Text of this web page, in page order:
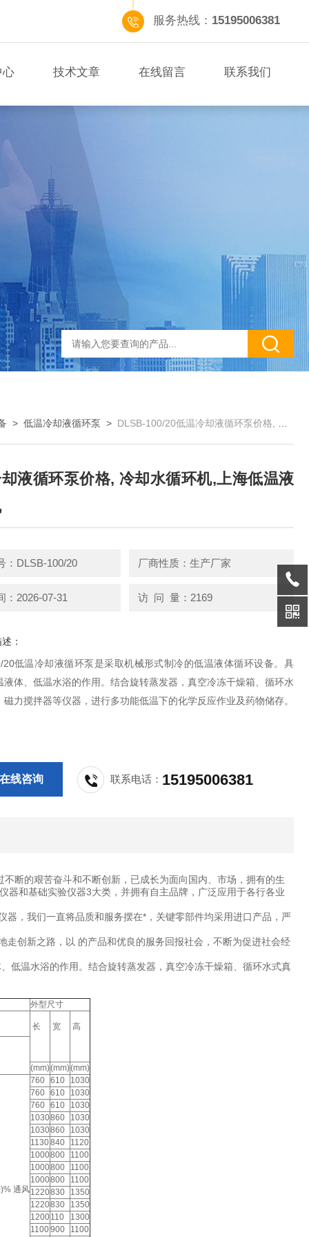
服务热线： 15195006381
心 技术文章 在线留言 联系我们
>低温冷却液循环泵 > DLSB-100/20低温冷却液循环泵价格, 冷却水循环机,上海低温液循环机
液循环泵价格, 冷却水循环机,上海低温液
：DLSB-100/20 厂商性质：生产厂家
：2026-07-31 访 问 量：2169
：
20低温冷却液循环泵是采取机械形式制冷的低温液体循环设备。具
液体、低温水浴的作用。结合旋转蒸发器，真空冷冻干燥箱、循环水
磁力搅拌器等仪器，进行多功能低温下的化学反应作业及药物储存。
在线咨询 联系电话： 15195006381
断的艰苦奋斗和不断创新，已成长为面向国内、市场，拥有的生
器和基础实验仪器3大类，并拥有自主品牌，广泛应用于各行各业
，我们一直将品质和服务摆在*，关键零部件均采用进口产品，严
创新之路，以 的产品和优良的服务回报社会，不断为促进社会经
低温水浴的作用。结合旋转蒸发器，真空冷冻干燥箱、循环水式真
外型尺寸
长 宽 高
(mm)(mm)(mm)
通风
760 610
1030
760 610
1030
760 610
1030
1030860
1030
1030860
1030
1130840
1120
1000800
1100
1000800
1100
1000800
1100
1220830
1350
1220830
1350
1200110
1300
1100900
1100